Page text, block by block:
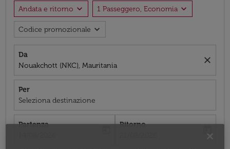
Andata e ritorno expand_more 1 Passeggero, Economia expand_more
Codice promozionale expand_more
Da
Nouakchott (NKC), Mauritania
close
Per
Seleziona destinazione
Partenza
Ritorno
fc-booking-return-date-aria-label